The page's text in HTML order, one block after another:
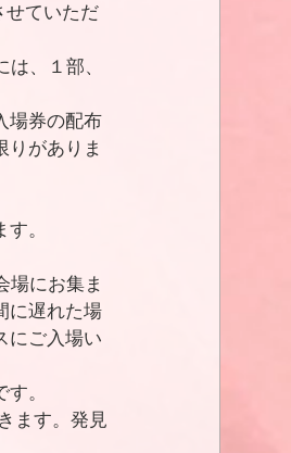
せていただ
、１部、
場券の配布
りがありま
。
場にお集ま
に遅れた場
にご入場い
。
ます。発見